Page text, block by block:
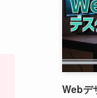
Webデ